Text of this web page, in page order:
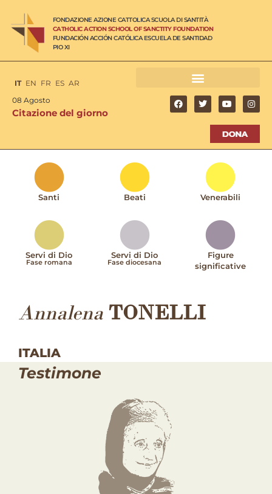
FONDAZIONE AZIONE CATTOLICA SCUOLA DI SANTITÀ
CATHOLIC ACTION SCHOOL OF SANCTITY FOUNDATION
FUNDACIÓN ACCIÓN CATÓLICA ESCUELA DE SANTIDAD
PIO XI
IT EN FR ES AR
08 Agosto
Citazione del giorno
Santi Beati Venerabili
Servi di Dio
Fase romana
Servi di Dio
Fase diocesana
Figure
significative
Annalena TONELLI
ITALIA
Testimone